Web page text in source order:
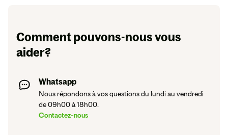
Comment pouvons-nous vous
aider?
Whatsapp
Nous répondons à vos questions du lundi au vendredi
de 09h00 à 18h00.
Contactez-nous